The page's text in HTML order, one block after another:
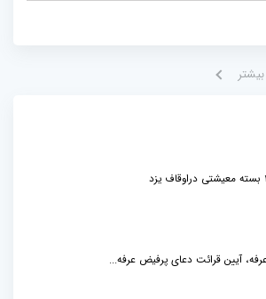
بيشتر
آیین قرائت دعای پرفیض عرفه...